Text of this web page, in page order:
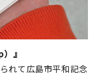
』
れて広島市平和記念